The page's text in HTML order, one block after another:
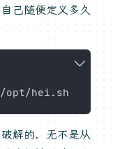
己随便定义多久
解的，无不是从